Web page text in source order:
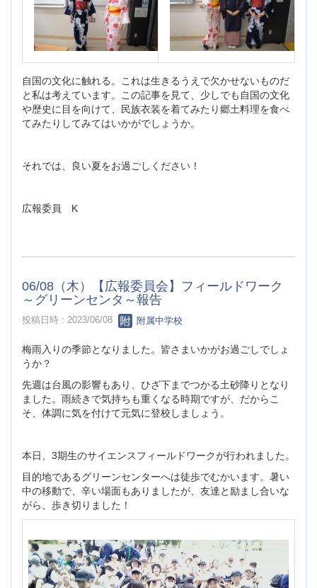
自国の文化に触れる。これは生きるうえで欠かせないものだ
と私は考えています。この記事を見て、少しでも自国の文化
や歴史に目を向けて、民族衣装を着てみたり郷土料理を食べ
てみたりしてみてはいかがでしょうか。
それでは、良い夏をお過ごしください！
広報委員 K
06/08（木）【広報委員会】フィールドワーク
～グリーンセンタ～報告
投稿日時 : 2023/06/08 附属中学校
梅雨入りの季節となりました。皆さまいかがお過ごしでしょ
うか？
先週は台風の影響もあり、ひざ下までつかる土砂降りとなり
ました。雨続きで気持ちも重くなる時期ですが、だからこ
そ、体調に気を付けて元気に登校しましょう。
本日、3期生のサイエンスフィールドワークが行われました。
目的地であるグリーンセンターへは徒歩でむかいます。暑い
中の移動で、辛い場面もありましたが、友達と励まし合いな
がら、歩き切りました！